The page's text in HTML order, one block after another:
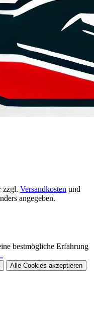
zzgl. Versandkosten und
angegeben.
bestmögliche Erfahrung
Alle Cookies akzeptieren